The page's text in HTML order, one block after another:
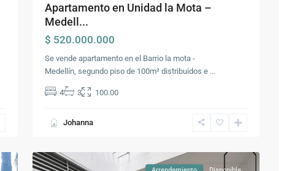
Apartamento en Unidad la Mota –
Medell...
$ 520.000.000
Se vende apartamento en el Barrio la mota -
Medellín, segundo piso de 100m² distribuidos e ...
4 3 100.00
Johanna
Comuna
16
Belén,